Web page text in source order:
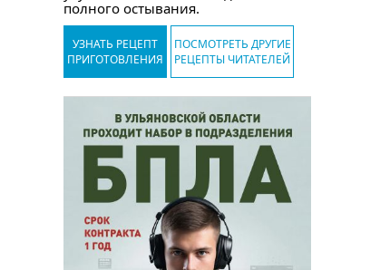
полного остывания.
УЗНАТЬ РЕЦЕПТ
ПРИГОТОВЛЕНИЯ
ПОСМОТРЕТЬ ДРУГИЕ
РЕЦЕПТЫ ЧИТАТЕЛЕЙ